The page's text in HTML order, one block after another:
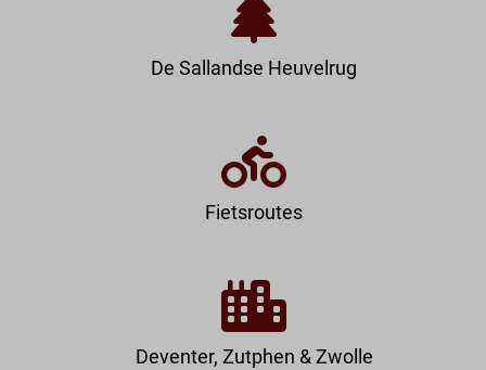
De Sallandse Heuvelrug
Fietsroutes
Deventer, Zutphen & Zwolle